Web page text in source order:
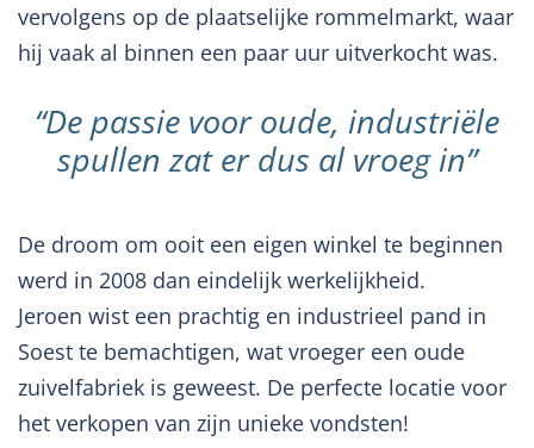
vervolgens op de plaatselijke rommelmarkt, waar
hij vaak al binnen een paar uur uitverkocht was.
“De passie voor oude, industriële
spullen zat er dus al vroeg in”
De droom om ooit een eigen winkel te beginnen
werd in 2008 dan eindelijk werkelijkheid.
Jeroen wist een prachtig en industrieel pand in
Soest te bemachtigen, wat vroeger een oude
zuivelfabriek is geweest. De perfecte locatie voor
het verkopen van zijn unieke vondsten!